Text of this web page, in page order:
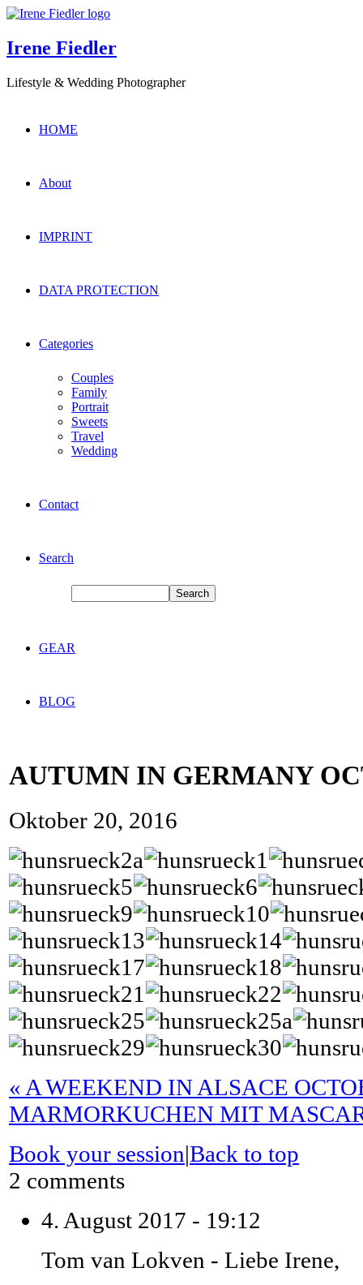
Irene Fiedler
Lifestyle & Wedding Photographer
HOME
About
IMPRINT
DATA PROTECTION
Categories
Couples
Family
Portrait
Sweets
Travel
Wedding
Contact
Search
GEAR
BLOG
AUTUMN IN GERMANY
Oktober 20, 2016
« A WEEKEND IN ALSACE
MARMORKUCHEN MIT
Book your session|Back to top
2 comments
4. August 2017 - 19:12
Tom van Lokven - Liebe Irene,